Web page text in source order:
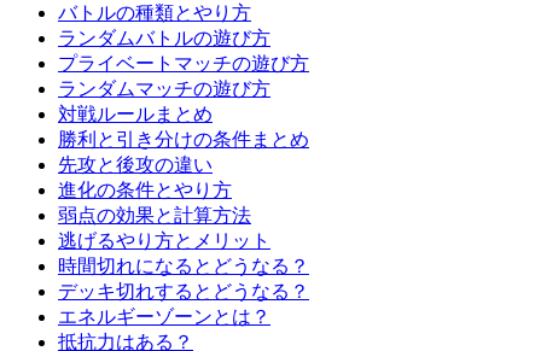
バトルの種類とやり方
ランダムバトルの遊び方
プライベートマッチの遊び方
ランダムマッチの遊び方
対戦ルールまとめ
勝利と引き分けの条件まとめ
先攻と後攻の違い
進化の条件とやり方
弱点の効果と計算方法
逃げるやり方とメリット
時間切れになるとどうなる？
デッキ切れするとどうなる？
エネルギーゾーンとは？
抵抗力はある？